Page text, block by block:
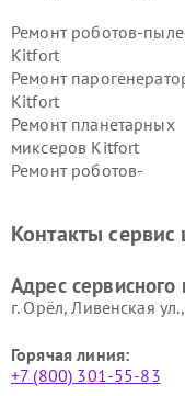
Ремонт роботов-
Kitfort
Ремонт
Kitfort
Ремонт планетарных
миксеров Kitfort
Ремонт роботов-
Kitfort
Kitfort
Контакты сервис
Адрес
г. Орёл, Ливенская
Горячая линия:
+7 (800) 301-55-83